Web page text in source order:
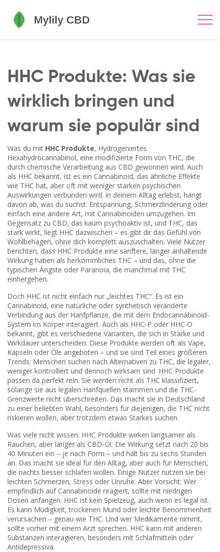
HHC Produkte: Was sie
wirklich bringen und
warum sie populär sind
Was du mit HHC Produkte, Hydrogeniertes
Hexahydrocannabinol, eine modifizierte Form von THC, die
durch chemische Verarbeitung aus CBD gewonnen wird. Auch
als HHC bekannt, ist es ein Cannabinoid, das ähnliche Effekte
wie THC hat, aber oft mit weniger starken psychischen
Auswirkungen verbunden wird. in deinem Alltag erlebst, hängt
davon ab, was du suchst: Entspannung, Schmerzlinderung oder
einfach eine andere Art, mit Cannabinoiden umzugehen. Im
Gegensatz zu CBD, das kaum psychoaktiv ist, und THC, das
stark wirkt, liegt HHC dazwischen – es gibt dir das Gefühl von
Wohlbehagen, ohne dich komplett auszuschalten. Viele Nutzer
berichten, dass HHC Produkte eine sanftere, länger anhaltende
Wirkung haben als herkömmliches THC – und das, ohne die
typischen Ängste oder Paranoia, die manchmal mit THC
einhergehen.
Doch HHC ist nicht einfach nur „leichtes THC“. Es ist ein
Cannabinoid, eine natürliche oder synthetisch veränderte
Verbindung aus der Hanfpflanze, die mit dem Endocannabinoid-
System im Körper interagiert. Auch als HHC-P oder HHC-O
bekannt, gibt es verschiedene Varianten, die sich in Stärke und
Wirkdauer unterscheiden. Diese Produkte werden oft als Vape,
Kapseln oder Öle angeboten – und sie sind Teil eines größeren
Trends: Menschen suchen nach Alternativen zu THC, die legaler,
weniger kontrolliert und dennoch wirksam sind. HHC Produkte
passen da perfekt rein. Sie werden nicht als THC klassifiziert,
solange sie aus legalen Hanfquellen stammen und die THC-
Grenzwerte nicht überschreiten. Das macht sie in Deutschland
zu einer beliebten Wahl, besonders für diejenigen, die THC nicht
riskieren wollen, aber trotzdem etwas Starkes suchen.
Was viele nicht wissen: HHC Produkte wirken langsamer als
Rauchen, aber länger als CBD-Öl. Die Wirkung setzt nach 20 bis
40 Minuten ein – je nach Form – und hält bis zu sechs Stunden
an. Das macht sie ideal für den Alltag, aber auch für Menschen,
die nachts besser schlafen wollen. Einige Nutzer nutzen sie bei
leichten Schmerzen, Stress oder Unruhe. Aber Vorsicht: Wer
empfindlich auf Cannabinoide reagiert, sollte mit niedrigen
Dosen anfangen. HHC ist kein Spielzeug, auch wenn es legal ist.
Es kann Müdigkeit, trockenen Mund oder leichte Benommenheit
verursachen – genau wie THC. Und wer Medikamente nimmt,
sollte vorher mit einem Arzt sprechen. HHC kann mit anderen
Substanzen interagieren, besonders mit Schlafmitteln oder
Antidepressiva.